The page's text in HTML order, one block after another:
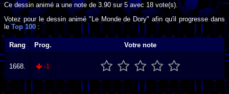
Ce dessin animé a une note de3.90sur5avec 18vote(s).
Votez pour le dessin animé "Le Monde de Dory" afin qu'il progresse dans
le Top 100 :
Rang Prog. Votre note
1668. -1